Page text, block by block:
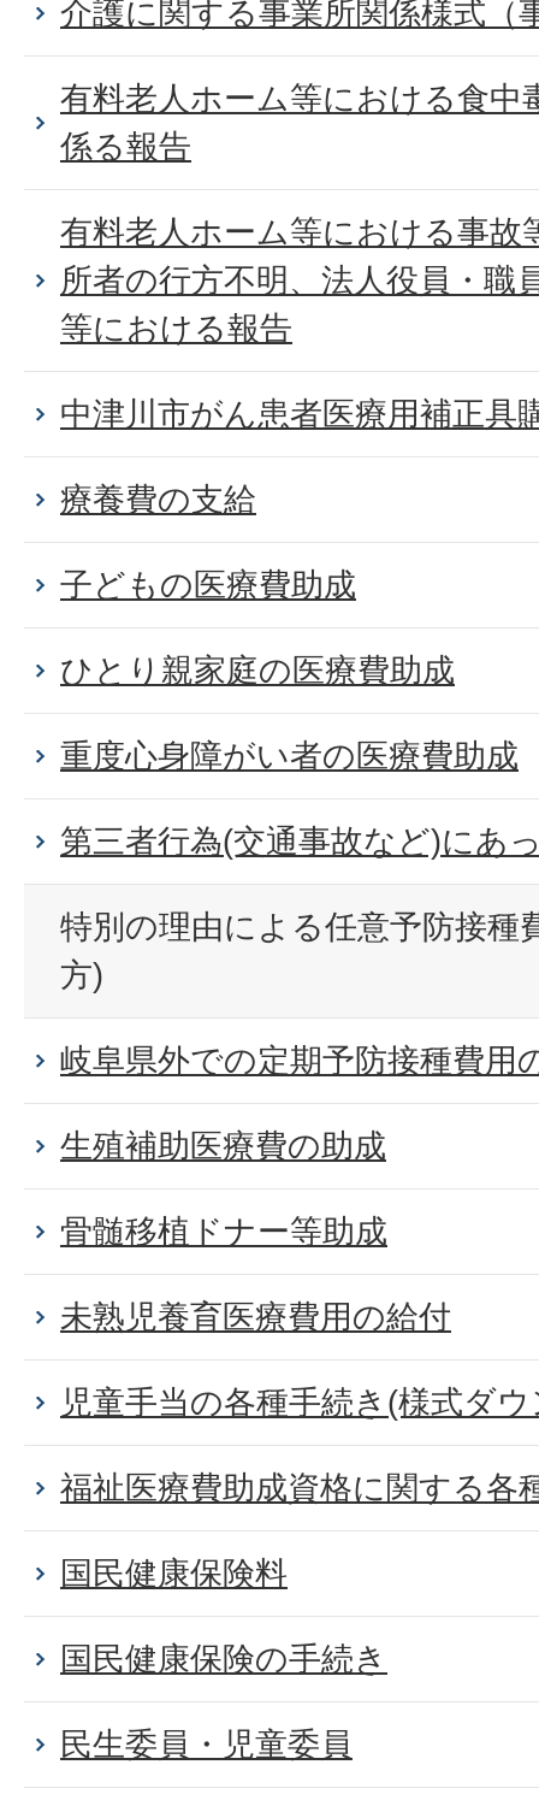
介護に関する事業所関係様式（
有料老人ホーム等における食中
係る報告
有料老人ホーム等における事故
所者の行方不明、法人役員・職
等における報告
中津川市がん患者医療用補正具
療養費の支給
子どもの医療費助成
ひとり親家庭の医療費助成
重度心身障がい者の医療費助成
第三者行為(交通事故など)にあ
特別の理由による任意予防接種
方)
岐阜県外での定期予防接種費用
生殖補助医療費の助成
骨髄移植ドナー等助成
未熟児養育医療費用の給付
児童手当の各種手続き(様式ダ
福祉医療費助成資格に関する各
国民健康保険料
国民健康保険の手続き
民生委員・児童委員